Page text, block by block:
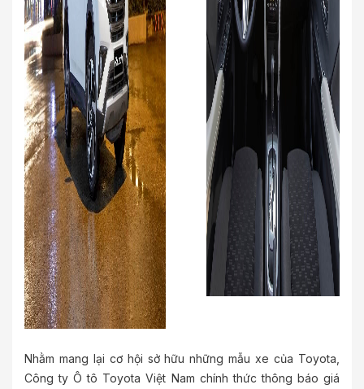
Nhằm mang lại cơ hội sở hữu những mẫu xe của Toyota,
Công ty Ô tô Toyota Việt Nam chính thức thông báo giá